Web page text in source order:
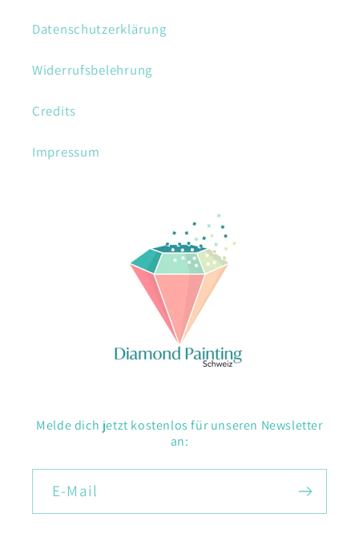
Datenschutzerklärung
Widerrufsbelehrung
Credits
Impressum
Melde dich jetzt kostenlos für unseren Newsletter
an:
E-Mail